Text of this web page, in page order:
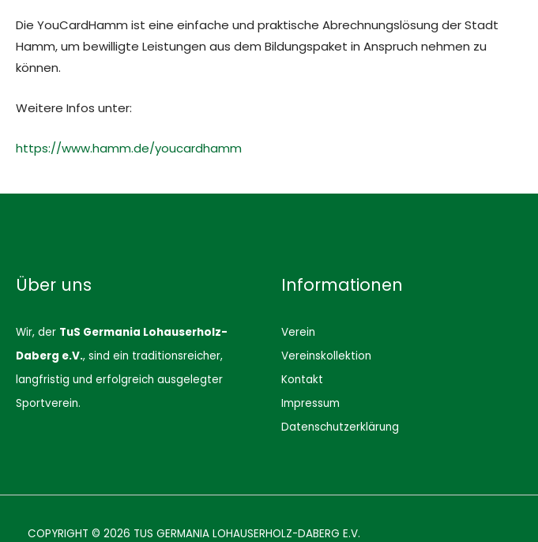
Die YouCardHamm ist eine einfache und praktische Abrechnungslösung der Stadt
Hamm, um bewilligte Leistungen aus dem Bildungspaket in Anspruch nehmen zu
können.
Weitere Infos unter:
https://www.hamm.de/youcardhamm
Über uns
Wir, der TuS Germania Lohauserholz-
Daberg e.V., sind ein traditionsreicher,
langfristig und erfolgreich ausgelegter
Sportverein.
Informationen
Verein
Vereinskollektion
Kontakt
Impressum
Datenschutzerklärung
COPYRIGHT © 2026 TUS GERMANIA LOHAUSERHOLZ-DABERG E.V.